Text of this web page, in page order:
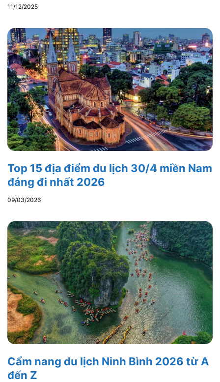
11/12/2025
Top 15 địa điểm du lịch 30/4 miền Nam
đáng đi nhất 2026
09/03/2026
Cẩm nang du lịch Ninh Bình 2026 từ A
đến Z